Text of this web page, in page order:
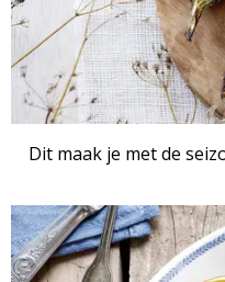
Dit maak je met de